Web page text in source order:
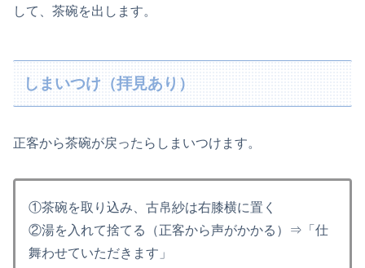
して、茶碗を出します。
しまいつけ（拝見あり）
正客から茶碗が戻ったらしまいつけます。
①茶碗を取り込み、古帛紗は右膝横に置く
②湯を入れて捨てる（正客から声がかかる）⇒「仕
舞わせていただきます」